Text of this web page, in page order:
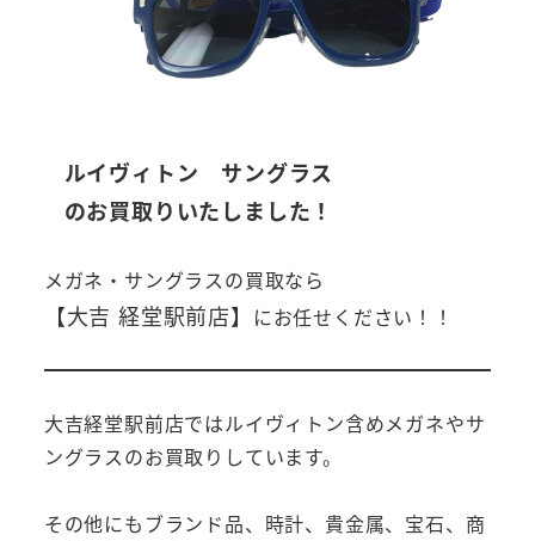
ルイヴィトン サングラス
のお買取りいたしました！
メガネ・サングラスの買取なら
【大吉 経堂駅前店】 にお任せください！！
大吉経堂駅前店ではルイヴィトン含めメガネやサ
ングラスのお買取りしています。
その他にもブランド品、時計、貴金属、宝石、商